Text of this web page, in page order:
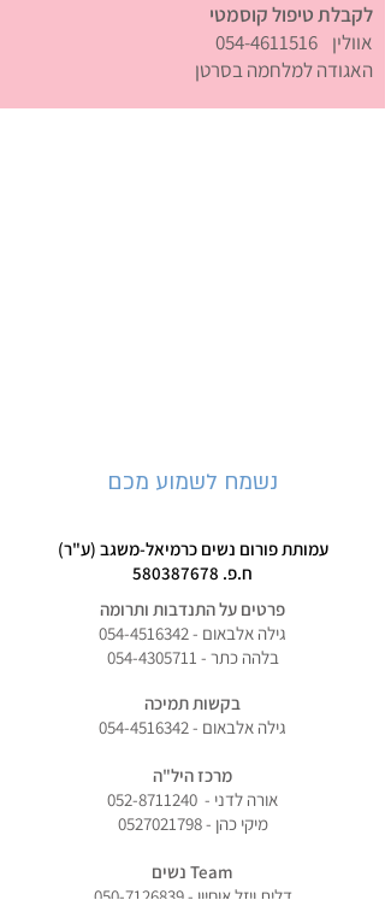
לקבלת טיפול קוסמטי
אוולין 054-4611516
האגודה למלחמה בסרטן
נשמח לשמוע מכם
עמותת פורום נשים כרמיאל-משגב (ע"ר)
ח.פ. 580387678
פרטים על התנדבות ותרומה
גילה אלבאום -054-4516342
בלהה כתר - 054-4305711
בקשות תמיכה
גילה אלבאום -054-4516342
מרכז היל"ה
אורה לדני - 052-8711240
מיקי כהן -0527021798
Team נשים
דלית ויזל אוחיון -050-7126839